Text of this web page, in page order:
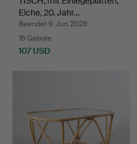
Eiche, 20. Jahr…
Beendet 9. Jun 2026
16 Gebote
107 USD